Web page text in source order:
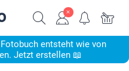
entsteht wie von
Jetzt erstellen 📖